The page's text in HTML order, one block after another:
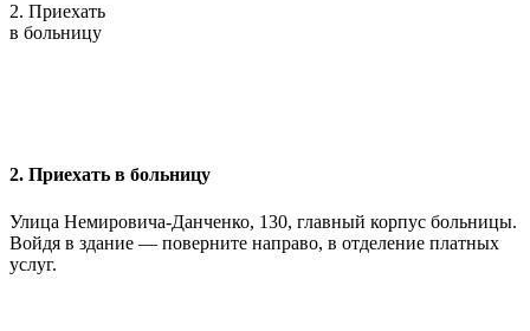
2. Приехать
в больницу
2. Приехать в больницу
Улица Немировича-Данченко, 130, главный корпус больницы.
Войдя в здание — поверните направо, в отделение платных
услуг.